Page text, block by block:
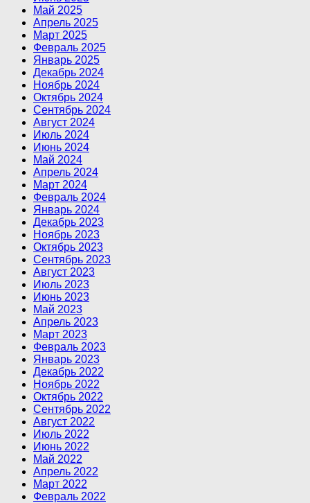
Май 2025
Апрель 2025
Март 2025
Февраль 2025
Январь 2025
Декабрь 2024
Ноябрь 2024
Октябрь 2024
Сентябрь 2024
Август 2024
Июль 2024
Июнь 2024
Май 2024
Апрель 2024
Март 2024
Февраль 2024
Январь 2024
Декабрь 2023
Ноябрь 2023
Октябрь 2023
Сентябрь 2023
Август 2023
Июль 2023
Июнь 2023
Май 2023
Апрель 2023
Март 2023
Февраль 2023
Январь 2023
Декабрь 2022
Ноябрь 2022
Октябрь 2022
Сентябрь 2022
Август 2022
Июль 2022
Июнь 2022
Май 2022
Апрель 2022
Март 2022
Февраль 2022